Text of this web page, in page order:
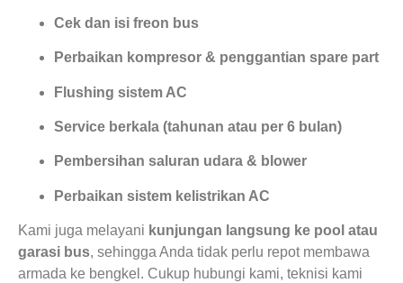
Cek dan isi freon bus
Perbaikan kompresor & penggantian spare part
Flushing sistem AC
Service berkala (tahunan atau per 6 bulan)
Pembersihan saluran udara & blower
Perbaikan sistem kelistrikan AC
Kami juga melayani kunjungan langsung ke pool atau
garasi bus, sehingga Anda tidak perlu repot membawa
armada ke bengkel. Cukup hubungi kami, teknisi kami